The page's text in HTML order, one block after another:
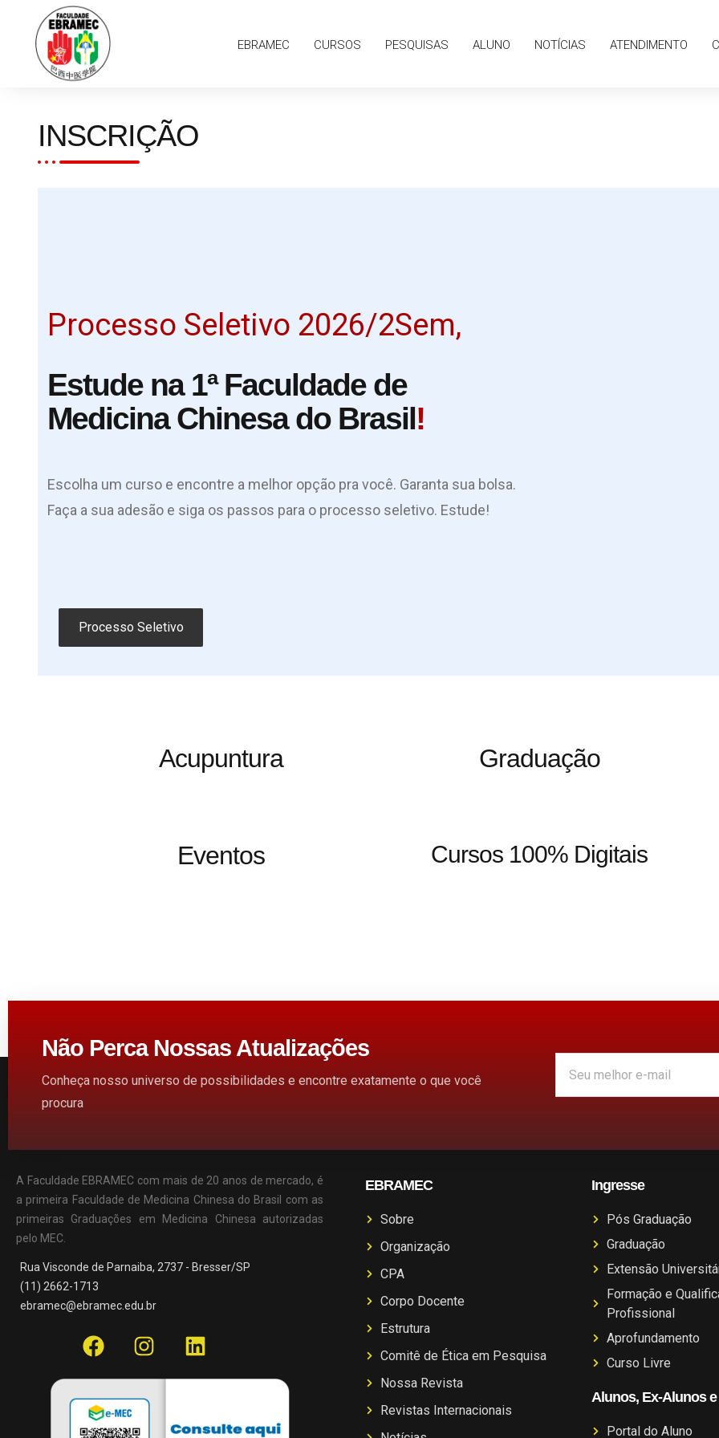
EBRAMEC CURSOS PESQUISAS ALUNO NOTÍCIAS ATENDIMENTO
INSCRIÇÃO
Processo Seletivo 2026/2Sem,
Estude na 1ª Faculdade de
Medicina Chinesa do Brasil!
Escolha um curso e encontre a melhor opção pra você. Garanta sua bolsa.
Faça a sua adesão e siga os passos para o processo seletivo. Estude!
Processo Seletivo
Processo Seletivo
Acupuntura Graduação
Eventos Cursos 100% Digitais
Não Perca Nossas Atualizações
Conheça nosso universo de possibilidades e encontre exatamente o que você
procura
A Faculdade EBRAMEC com mais de 20 anos de mercado, é
a primeira Faculdade de Medicina Chinesa do Brasil com as
primeiras Graduações em Medicina Chinesa autorizadas
pelo MEC.
Rua Visconde de Parnaiba, 2737 - Bresser/SP
(11) 2662-1713
ebramec@ebramec.edu.br
EBRAMEC
Sobre
Organização
CPA
Corpo Docente
Estrutura
Comitê de Ética em Pesquisa
Nossa Revista
Revistas Internacionais
Ingresse
Pós Graduação
Graduação
Extensão
Formação e
Profissional
Aprofundamento
Curso Livre
Alunos, Ex-Alunos
Portal do Aluno